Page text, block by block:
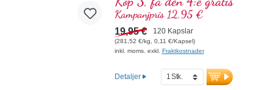
per kapsel och dagsdos.
Högkvalitativt munkpepparextrakt
framställt av noggrant utvalda frukter
från växten Vitex agnus-castus. Den
standardiserade halten på 5 %
och konsekvent renhet. Produkten
övertygar genom sitt naturliga
Kampanjpris 12,95 €
19,95 € 120 Kapslar
(281,52 €/kg, 0,11 €/Kapsel)
inkl. moms. exkl. Fraktkostnader
Detaljer